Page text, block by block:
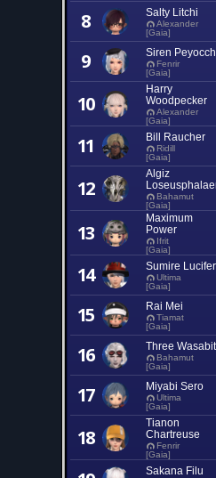
8 Salty Litchi
Alexander
[Gaia]
9 Siren
Fenrir
[Gaia]
10
Harry
Woodpecker
Alexander
[Gaia]
11 Bill Raucher
Ridill
[Gaia]
12
Algiz
Bahamut
[Gaia]
13
Maximum
Power
Ifrit
[Gaia]
14 Sumire Lucifer
Ultima
[Gaia]
15 Rai Mei
Tiamat
[Gaia]
16 Three Wasabit
Bahamut
[Gaia]
17 Miyabi Sero
Ultima
[Gaia]
18
Tianon
Chartreuse
Fenrir
[Gaia]
Sakana Filu